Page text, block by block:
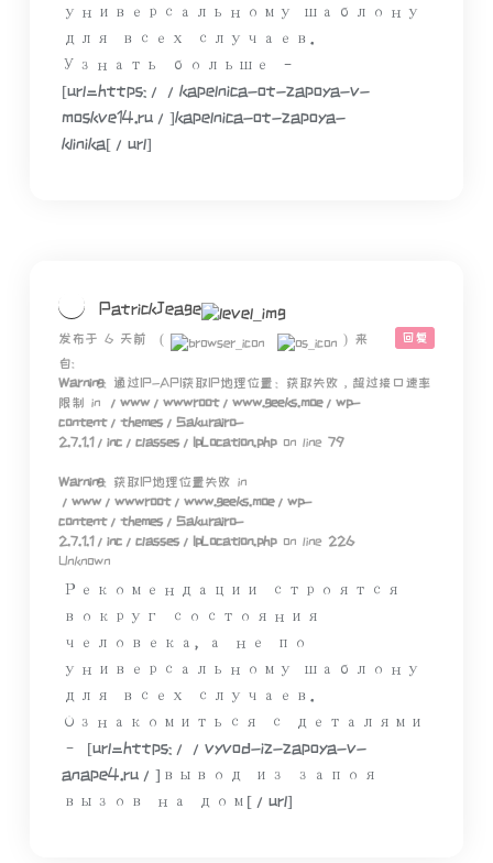
универсальному шаблону
для всех случаев.
Узнать больше –
[url=https://kapelnica-ot-zapoya-v-
moskve14.ru/]kapelnica-ot-zapoya-
klinika[/url]
PatrickJeage
回复
发布于 6 天前 ( ) 来
自:
Warning: 通过IP-API获取IP地理位置：获取失败，超过接口速率
限制 in
/www/wwwroot/www.geeks.moe/wp-
content/themes/Sakurairo-
2.7.1.1/inc/classes/IpLocation.phpon line79
Warning: 获取IP地理位置失败 in
/www/wwwroot/www.geeks.moe/wp-
content/themes/Sakurairo-
2.7.1.1/inc/classes/IpLocation.phpon line 226
Unknown
Рекомендации строятся
вокруг состояния
человека, а не по
универсальному шаблону
для всех случаев.
Ознакомиться с деталями
– [url=https://vyvod-iz-zapoya-v-
anape4.ru/]вывод из запоя
вызов на дом[/url]